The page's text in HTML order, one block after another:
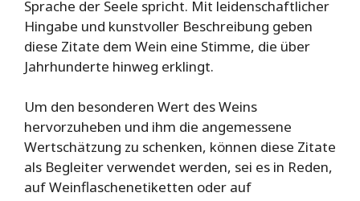
Sprache der Seele spricht. Mit leidenschaftlicher
Hingabe und kunstvoller Beschreibung geben
diese Zitate dem Wein eine Stimme, die über
Jahrhunderte hinweg erklingt.
Um den besonderen Wert des Weins
hervorzuheben und ihm die angemessene
Wertschätzung zu schenken, können diese Zitate
als Begleiter verwendet werden, sei es in Reden,
auf Weinflaschenetiketten oder auf